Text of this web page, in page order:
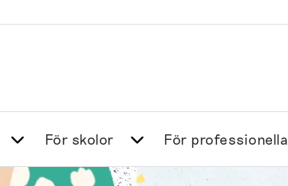
För skolor För professionella